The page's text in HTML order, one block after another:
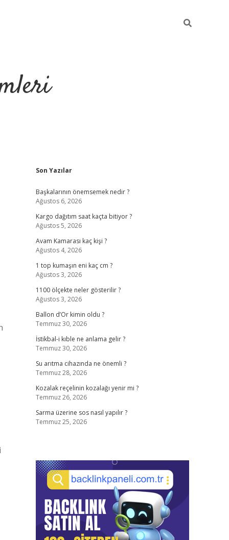
Sidebar
Son Yazılar
Başkalarının önemsemek nedir ?
Ağustos 6, 2026
Kargo dağıtım saat kaçta bitiyor ?
Ağustos 5, 2026
Avam Kamarası kaç kişi ?
Ağustos 4, 2026
1 top kumaşın eni kaç cm ?
Ağustos 3, 2026
1100 ölçekte neler gösterilir ?
Ağustos 3, 2026
Ballon d’Or kimin oldu ?
Temmuz 30, 2026
İstikbal-i kıble ne anlama gelir ?
Temmuz 30, 2026
Su arıtma cihazında ne önemli ?
Temmuz 28, 2026
Kozalak reçelinin kozalağı yenir mi ?
Temmuz 26, 2026
Sarma üzerine sos nasıl yapılır ?
Temmuz 25, 2026